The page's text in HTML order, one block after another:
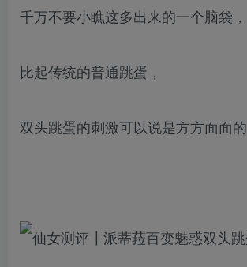
千万不要小瞧这多出来的一个脑袋，
比起传统的普通跳蛋，
双头跳蛋的刺激可以说是方方面面的